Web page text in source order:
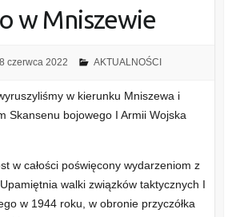
w Mniszewie
8 czerwca 2022 AKTUALNOŚCI
w kierunku Mniszewa i
Skansenu bojowego I Armii Wojska
w całości poświęcony wydarzeniom z
walki związków taktycznych I
w 1944 roku, w obronie przyczółka